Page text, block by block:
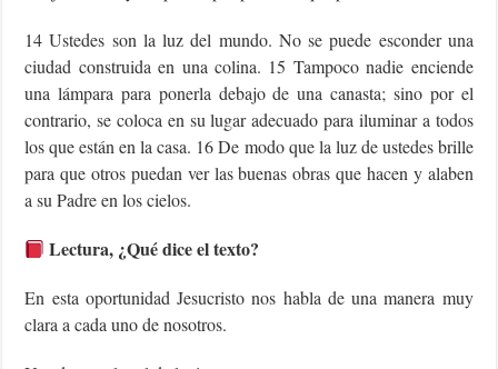
14 Ustedes son la luz del mundo. No se puede esconder una
ciudad construida en una colina. 15 Tampoco nadie enciende
una lámpara para ponerla debajo de una canasta; sino por el
contrario, se coloca en su lugar adecuado para iluminar a todos
los que están en la casa. 16 De modo que la luz de ustedes brille
para que otros puedan ver las buenas obras que hacen y alaben
a su Padre en los cielos.
Lectura, ¿Qué dice el texto?
En esta oportunidad Jesucristo nos habla de una manera muy
clara a cada uno de nosotros.